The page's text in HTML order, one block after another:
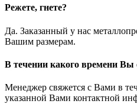
Режете, гнете?
Да. Заказанный у нас
Вашим размерам.
В течении какого времени Вы
Менеджер свяжется с Вами в
указанной Вами контактной